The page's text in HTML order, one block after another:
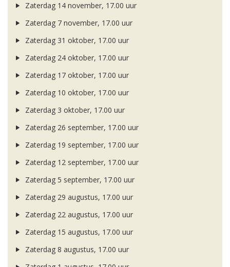
Zaterdag 14 november, 17.00 uur
Zaterdag 7 november, 17.00 uur
Zaterdag 31 oktober, 17.00 uur
Zaterdag 24 oktober, 17.00 uur
Zaterdag 17 oktober, 17.00 uur
Zaterdag 10 oktober, 17.00 uur
Zaterdag 3 oktober, 17.00 uur
Zaterdag 26 september, 17.00 uur
Zaterdag 19 september, 17.00 uur
Zaterdag 12 september, 17.00 uur
Zaterdag 5 september, 17.00 uur
Zaterdag 29 augustus, 17.00 uur
Zaterdag 22 augustus, 17.00 uur
Zaterdag 15 augustus, 17.00 uur
Zaterdag 8 augustus, 17.00 uur